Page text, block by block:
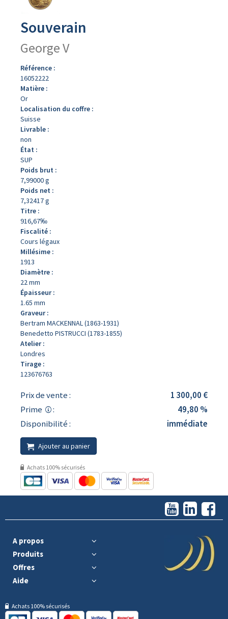
Souverain
George V
Référence :
16052222
Matière :
Or
Localisation du coffre :
Suisse
Livrable :
non
État :
SUP
Poids brut :
7,99000 g
Poids net :
7,32417 g
Titre :
916,67‰
Fiscalité :
Cours légaux
Millésime :
1913
Diamètre :
22 mm
Épaisseur :
1.65 mm
Graveur :
Bertram MACKENNAL (1863-1931)
Benedetto PISTRUCCI (1783-1855)
Atelier :
Londres
Tirage :
123676763
Prix de vente :
1 300,00 €
Prime
:
49,80 %
Disponibilité :
immédiate
Ajouter au panier
Achats 100% sécurisés
A propos
Produits
Offres
Aide
Achats 100% sécurisés